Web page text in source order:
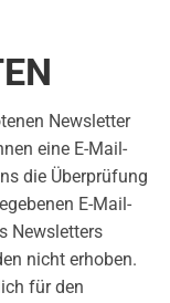
Newsletter
eine E-Mail-
die Überprüfung
E-Mail-
Newsletters
nicht erhoben.
für den